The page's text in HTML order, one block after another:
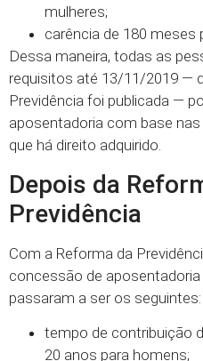
mulheres;
carência de 180 meses
Dessa maneira, todas as
requisitos até 13/11/2019 —
Previdência foi publicada —
aposentadoria com base
que há direito adquirido.
Depois da
Previdência
Com a Reforma da
concessão de
passaram a ser os seguintes:
tempo de contribuição
20 anos para homens;